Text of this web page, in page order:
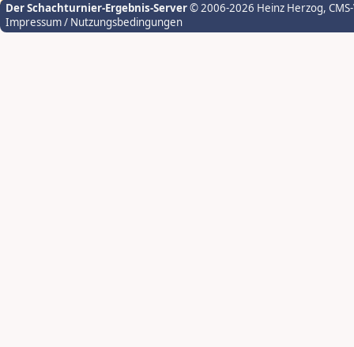
Der Schachturnier-Ergebnis-Server© 2006-2026 Heinz Herzog,
Impressum / Nutzungsbedingungen